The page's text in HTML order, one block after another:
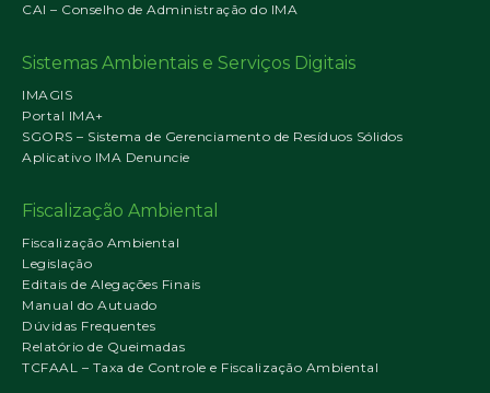
CAI – Conselho de Administração do IMA
Sistemas Ambientais e Serviços Digitais
IMAGIS
Portal IMA+
SGORS – Sistema de Gerenciamento de Resíduos Sólidos
Aplicativo IMA Denuncie
Fiscalização Ambiental
Fiscalização Ambiental
Legislação
Editais de Alegações Finais
Manual do Autuado
Dúvidas Frequentes
Relatório de Queimadas
TCFAAL – Taxa de Controle e Fiscalização Ambiental